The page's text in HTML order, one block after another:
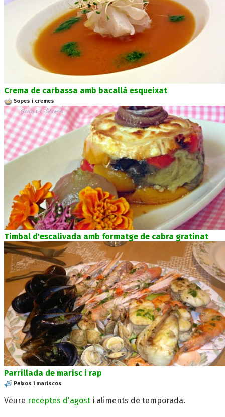
Crema de carbassa amb bacallà esqueixat
Sopes i cremes
Timbal d'escalivada amb formatge de cabra gratinat
Parrillada de marisc i rap
Peixos i mariscos
Veure receptes d'agost i aliments de temporada.